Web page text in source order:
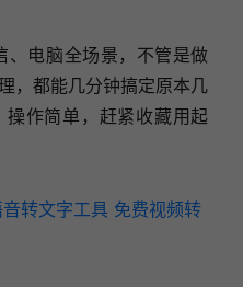
、电脑全场景，不管是做
，都能几分钟搞定原本几
作简单，赶紧收藏用起
转文字工具 免费视频转